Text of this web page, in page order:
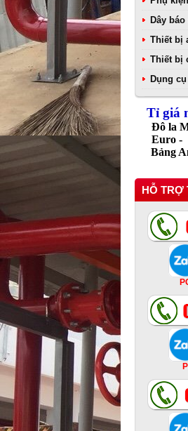
Dây
Thiết bị
Thiết bị
Dụng
Tỉ giá
Đô la
Euro
Bảng
HỖ TRỢ